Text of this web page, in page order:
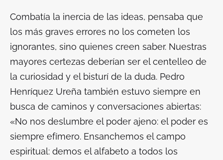
Combatía la inercia de las ideas, pensaba que
los más graves errores no los cometen los
ignorantes, sino quienes creen saber. Nuestras
mayores certezas deberían ser el centelleo de
la curiosidad y el bisturí de la duda. Pedro
Henríquez Ureña también estuvo siempre en
busca de caminos y conversaciones abiertas:
«No nos deslumbre el poder ajeno: el poder es
siempre efímero. Ensanchemos el campo
espiritual: demos el alfabeto a todos los